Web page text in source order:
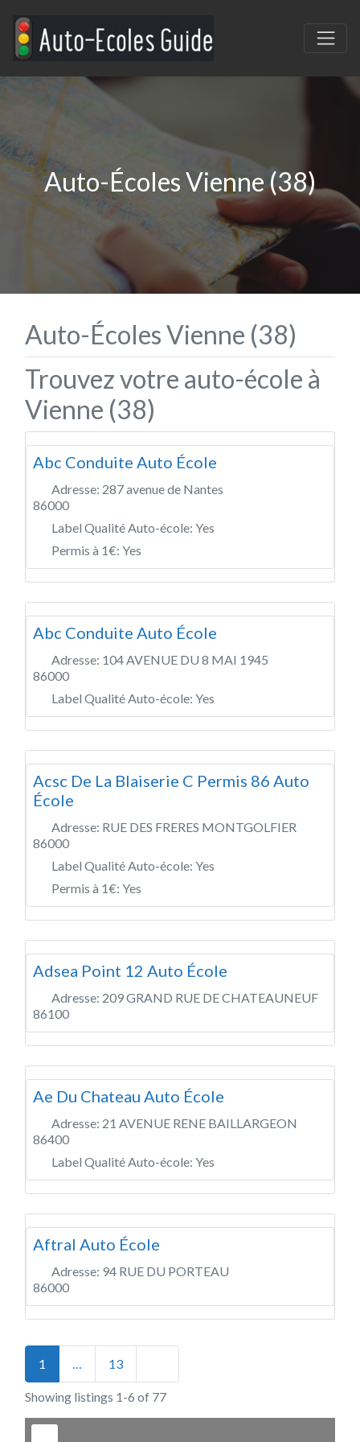
Auto-Écoles Vienne (38)
Auto-Écoles Vienne (38)
Trouvez votre auto-école à
Vienne (38)
Abc Conduite Auto École
Adresse: 287 avenue de Nantes
86000
Label Qualité Auto-école: Yes
Permis à 1€: Yes
Abc Conduite Auto École
Adresse: 104 AVENUE DU 8 MAI 1945
86000
Label Qualité Auto-école: Yes
Acsc De La Blaiserie C Permis 86 Auto
École
Adresse: RUE DES FRERES MONTGOLFIER
86000
Label Qualité Auto-école: Yes
Permis à 1€: Yes
Adsea Point 12 Auto École
Adresse: 209 GRAND RUE DE CHATEAUNEUF
86100
Ae Du Chateau Auto École
Adresse: 21 AVENUE RENE BAILLARGEON
86400
Label Qualité Auto-école: Yes
Aftral Auto École
Adresse: 94 RUE DU PORTEAU
86000
Posts navigation
1 13
Showing listings 1-6 of 77